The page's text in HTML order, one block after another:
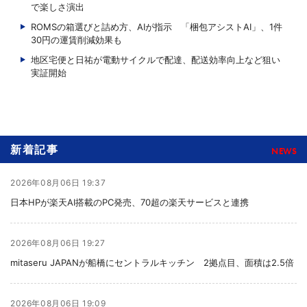
で楽しさ演出
ROMSの箱選びと詰め方、AIが指示 「梱包アシストAI」、1件
30円の運賃削減効果も
地区宅便と日祐が電動サイクルで配達、配送効率向上など狙い
実証開始
新着記事 NEWS
2026年08月06日 19:37
日本HPが楽天AI搭載のPC発売、70超の楽天サービスと連携
2026年08月06日 19:27
mitaseru JAPANが船橋にセントラルキッチン 2拠点目、面積は2.5倍
2026年08月06日 19:09